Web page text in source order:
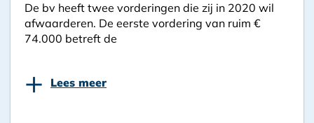
De bv heeft twee vorderingen die zij in 2020 wil
afwaarderen. De eerste vordering van ruim €
74.000 betreft de
+ Lees meer